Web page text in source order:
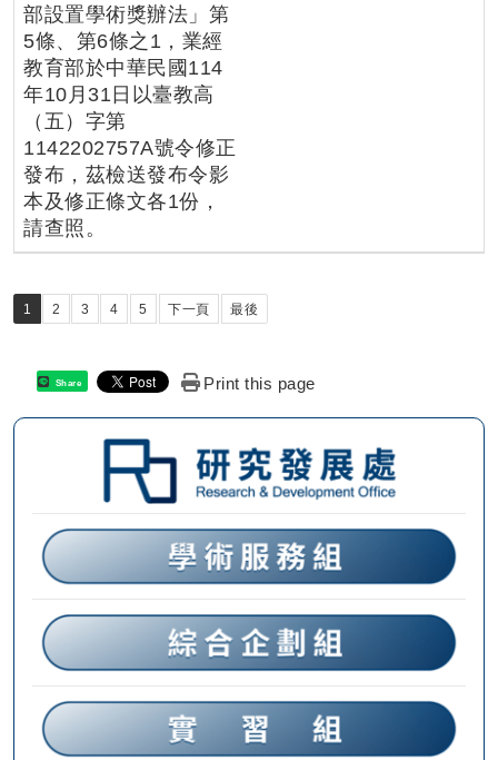
部設置學術獎辦法」第
5條、第6條之1，業經
教育部於中華民國114
年10月31日以臺教高
（五）字第
1142202757A號令修正
發布，茲檢送發布令影
本及修正條文各1份，
請查照。
1 2 3 4 5 下一頁 最後
Share Print this page